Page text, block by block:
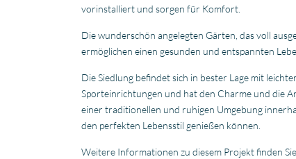
vorinstalliert und sorgen für Komfort.
Die wunderschön angelegten Gärten, das voll
ermöglichen einen gesunden und entspannten
Die Siedlung befindet sich in bester Lage mit
Sporteinrichtungen und hat den Charme und die
einer traditionellen und ruhigen Umgebung
den perfekten Lebensstil genießen können.
Weitere Informationen zu diesem Projekt finden Sie